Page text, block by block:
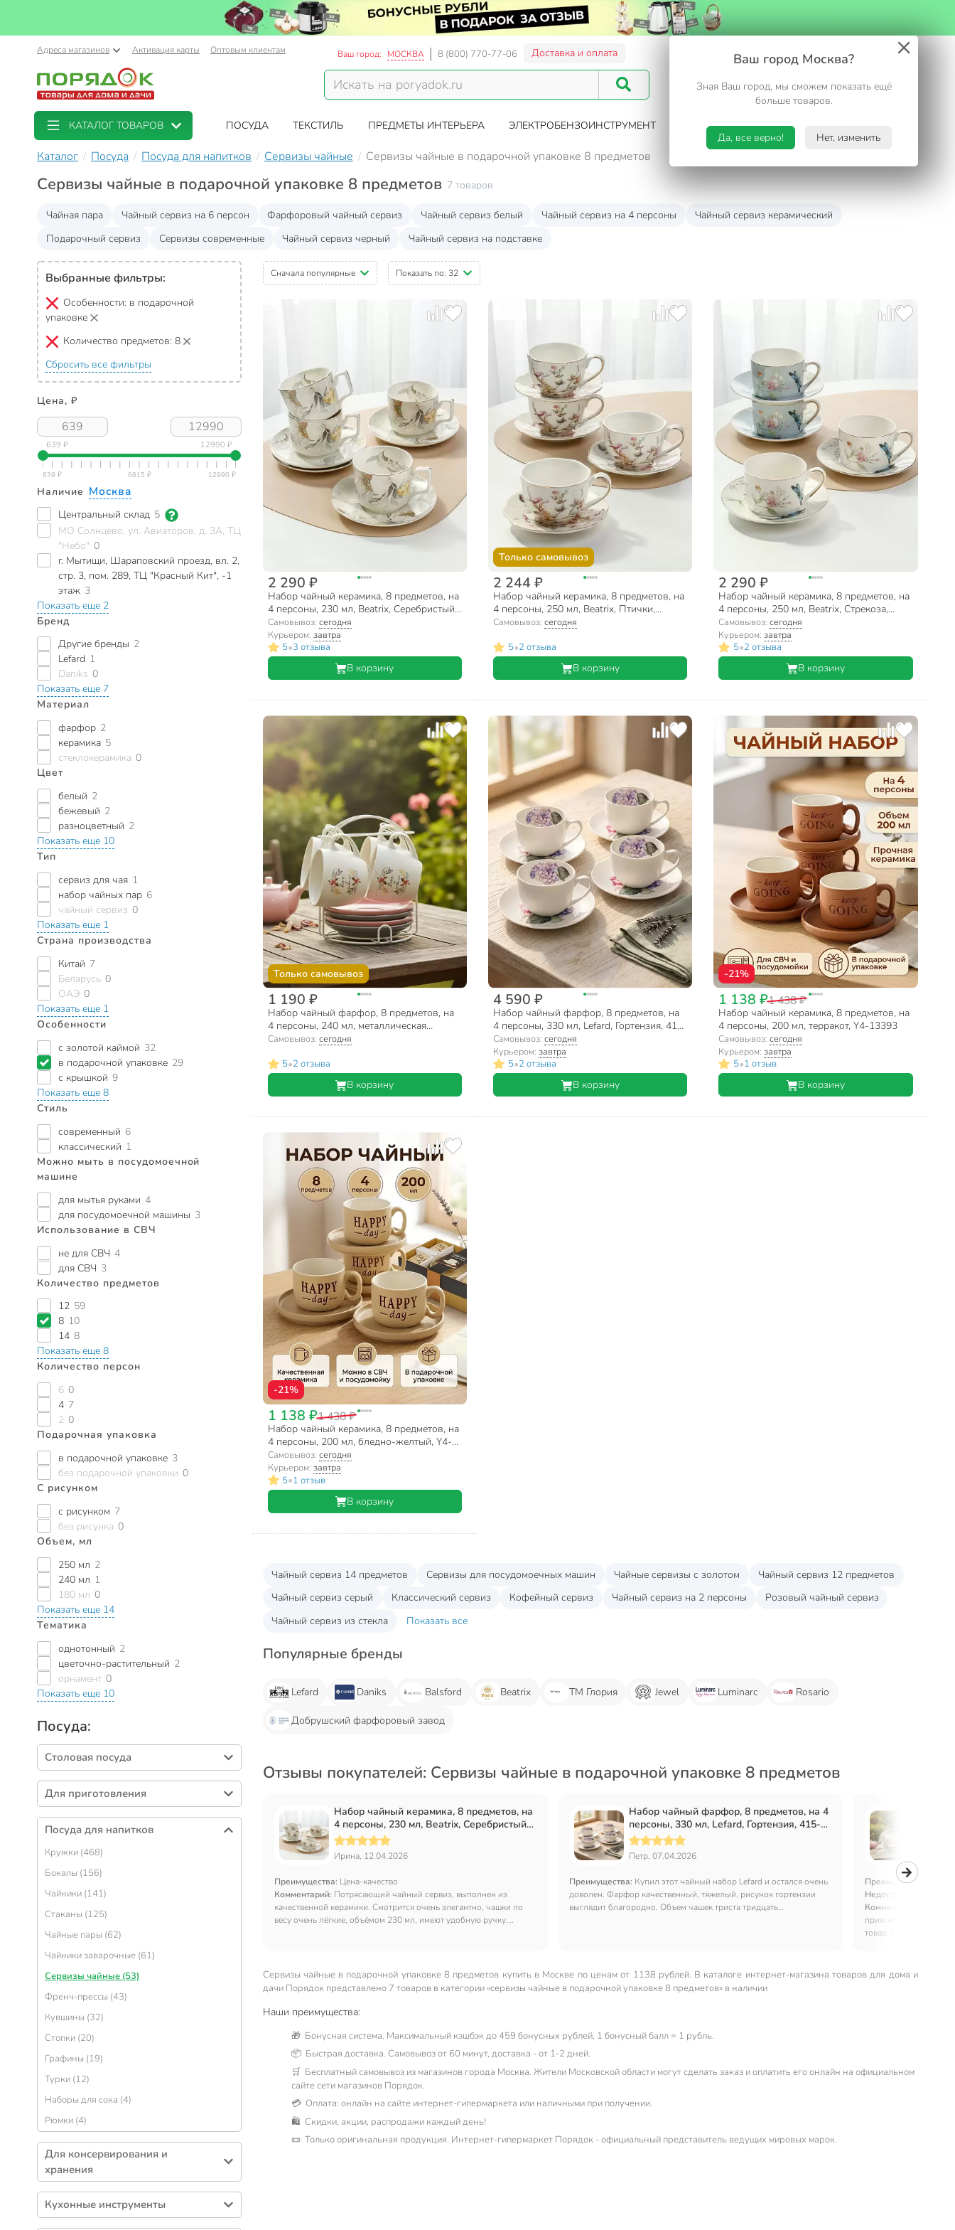
Ваш город Москва?
Зная Ваш город, мы сможем показать ещё
больше товаров.
Да, все верно! Нет, изменить
Адреса магазинов Активация карты Оптовым клиентам Ваш город: МОСКВА 8 (800) 770-77-06 Доставка и оплата
Корзина
КАТАЛОГ ТОВАРОВ ПОСУДА ТЕКСТИЛЬ ПРЕДМЕТЫ ИНТЕРЬЕРА ЭЛЕКТРОБЕНЗОИНСТРУМЕНТ САД И ОГОРОД ТУРИЗМ. ОТДЫХ НА ДАЧЕ
Каталог Посуда Посуда для напитков Сервизы чайные Сервизы чайные в подарочной упаковке 8 предметов
Сервизы чайные в подарочной упаковке 8 предметов 7 товаров
Чайная пара Чайный сервиз на 6 персон Фарфоровый чайный сервиз Чайный сервиз белый Чайный сервиз на 4 персоны
Чайный сервиз керамический
Подарочный сервиз
Сервизы современные Чайный сервиз черный Чайный сервиз на подставке
Выбранные фильтры:
Особенности: в подарочной
упаковке
Количество предметов: 8
Сбросить все фильтры
Цена, ₽
639 ₽ 12990 ₽
Наличие Москва
Центральный склад 5
МО Солнцево, ул. Авиаторов, д. 3А, ТЦ
"Небо" 0
г. Мытищи, Шараповский проезд, вл. 2,
стр. 3, пом. 289, ТЦ "Красный Кит", -1
этаж 3
Показать еще 2
Бренд
Другие бренды 2
Lefard 1
Daniks 0
Показать еще 7
Материал
фарфор 2
керамика 5
стеклокерамика 0
Цвет
белый 2
бежевый 2
разноцветный 2
Показать еще 10
Тип
сервиз для чая 1
набор чайных пар 6
чайный сервиз 0
Показать еще 1
Страна производства
Китай 7
Беларусь 0
ОАЭ 0
Показать еще 1
Особенности
с золотой каймой 32
в подарочной упаковке 29
с крышкой 9
Показать еще 8
Стиль
современный 6
классический 1
Можно мыть в посудомоечной
машине
для мытья руками 4
для посудомоечной машины 3
Использование в СВЧ
не для СВЧ 4
для СВЧ 3
Количество предметов
12 59
8 10
14 8
Показать еще 8
Количество персон
6 0
4 7
2 0
Подарочная упаковка
в подарочной упаковке 3
без подарочной упаковки 0
С рисунком
с рисунком 7
без рисунка 0
Объем, мл
250 мл 2
240 мл 1
180 мл 0
Показать еще 14
Тематика
однотонный 2
цветочно-растительный 2
орнамент 0
Показать еще 10
Посуда:
Столовая посуда
Тарелки (415)
Салатники (343)
Столовые приборы (279)
(54)
Менажницы (41)
Салфетницы (30)
Сахарницы (30)
Одноразовая посуда (28)
Бульонницы (24)
Тортницы, наборы для торта (12)
Креманки (9)
Соусники (8)
Супники (5)
Наборы керамической посуды (3)
Для приготовления
Кастрюли (435)
Сковороды (310)
Формы для выпечки (276)
Наборы посуды (115)
Ковшики (53)
Крышки для посуды (51)
Казаны (49)
Сотейники (47)
Горшочки для запекания (44)
Блинницы (26)
Посуда для хозяйственных нужд (15)
Дуршлаги (15)
Пароварки (12)
Утятницы, гусятницы (3)
Наборы для фондю (1)
Посуда для напитков
Кружки (468)
Бокалы (156)
Чайники (141)
Стаканы (125)
Чайные пары (62)
Чайники заварочные (61)
Сервизы чайные (53)
Френч-прессы (43)
Кувшины (32)
Стопки (20)
Графины (19)
Турки (12)
Наборы для сока (4)
Рюмки (4)
Для консервирования и
хранения
Контейнеры пищевые (221)
Банки (188)
Кухонные инструменты
Кухонная навеска (209)
Сначала популярные Показать по: 32
2 290 ₽
Набор чайный керамика, 8 предметов, на
4 персоны, 230 мл, Beatrix, Серебристый
цветок, МЛ134P/4, подарочная упаковка
Самовывоз: сегодня
Курьером: завтра
5•3 отзыва
В корзину
Только самовывоз
2 244 ₽
Набор чайный керамика, 8 предметов, на
4 персоны, 250 мл, Beatrix, Птички,
МЛ125P/4, подарочная упаковка
Самовывоз: сегодня
5•2 отзыва
В корзину
2 290 ₽
Набор чайный керамика, 8 предметов, на
4 персоны, 250 мл, Beatrix, Стрекоза,
МЛ101P/4, подарочная упаковка
Самовывоз:сегодня
Курьером:завтра
5•2 отзыва
В корзину
Только самовывоз
1 190 ₽
Набор чайный фарфор, 8 предметов, на
4 персоны, 240 мл, металлическая
подставка, Rosario, Любовь, Ф11-004К/8
Самовывоз: сегодня
5•2 отзыва
В корзину
4 590 ₽
Набор чайный фарфор, 8 предметов, на
4 персоны, 330 мл, Lefard, Гортензия, 415-
2290
Самовывоз: сегодня
Курьером: завтра
5•2 отзыва
В корзину
-21%
1 138 ₽1 438 ₽
Набор чайный керамика, 8 предметов, на
4 персоны, 200 мл, терракот, Y4-13393
Самовывоз:сегодня
Курьером:завтра
5•1 отзыв
В корзину
-21%
1 138 ₽1 438 ₽
Набор чайный керамика, 8 предметов, на
4 персоны, 200 мл, бледно-желтый, Y4-
13392
Самовывоз: сегодня
Курьером: завтра
5•1 отзыв
В корзину
Чайный сервиз 14 предметов Сервизы для посудомоечных машин Чайные сервизы с золотом
Чайный сервиз 12 предметов
Чайный сервиз серый
Классический сервиз Кофейный сервиз Чайный сервиз на 2 персоны
Розовый чайный сервиз
Чайный сервиз из стекла
Показать все
Популярные бренды
Lefard Daniks Balsford Beatrix ТМ Глория Jewel Luminarc Rosario
Добрушский фарфоровый завод
Отзывы покупателей: Сервизы чайные в подарочной упаковке 8 предметов
Набор чайный керамика, 8 предметов, на
4 персоны, 230 мл, Beatrix, Серебристый
цветок, МЛ134P/4, подарочная упаковка
Ирина, 12.04.2026
Преимущества: Цена-качество
Комментарий: Потрясающий чайный сервиз, выполнен из
качественной керамики. Смотрится очень элегантно, чашки по
весу очень лёгкие, объёмом 230 мл, имеют удобную ручку.
металлизированными элементами.
Набор чайный фарфор, 8 предметов, на 4
персоны, 330 мл, Lefard, Гортензия, 415-
2290
Петр, 07.04.2026
Преимущества: Купил этот чайный набор Lefard и остался очень
доволен. Фарфор качественный, тяжелый, рисунок гортензии
выглядит благородно. Объем чашек триста тридцать
Преимущества:
Недостатки:
Комментарий:
приятной
товар. Спасибо!
Сервизы чайные в подарочной упаковке 8 предметов купить в Москве по ценам от 1138 рублей. В каталоге интернет-магазина товаров для дома и
дачи Порядок представлено 7 товаров в категории «сервизы чайные в подарочной упаковке 8 предметов» в наличии
Наши преимущества:
🎁 Бонусная система. Максимальный кэшбэк до 459 бонусных рублей, 1 бонусный балл = 1 рубль.
📦 Быстрая доставка. Самовывоз от 60 минут, доставка - от 1-2 дней.
🛒 Бесплатный самовывоз из магазинов города Москва. Жители Московской области могут сделать заказ и оплатить его онлайн на официальном
сайте сети магазинов Порядок.
💳 Оплата: онлайн на сайте интернет-гипермаркета или наличными при получении.
🛍 Скидки, акции, распродажи каждый день!
📜 Только оригинальная продукция. Интернет-гипермаркет Порядок - официальный представитель ведущих мировых марок.